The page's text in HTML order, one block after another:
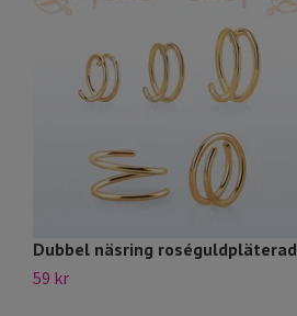
Dubbel näsring roséguldpläterad
59 kr